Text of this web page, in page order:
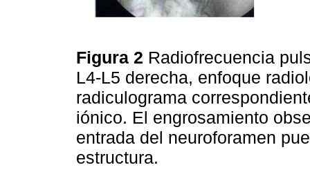
Figura 2 Radiofrecuencia
L4-L5 derecha, enfoque
radiculograma
iónico. El engrosamiento
entrada del neuroforamen
estructura.